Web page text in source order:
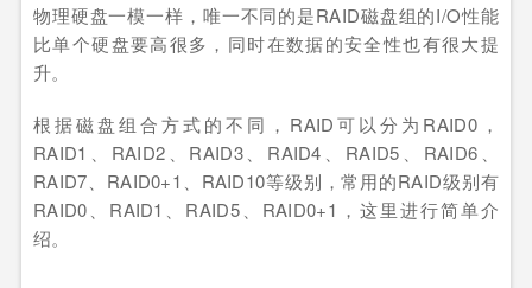
物理硬盘一模一样，唯一不同的是RAID磁盘组的I/O性能
比单个硬盘要高很多，同时在数据的安全性也有很大提
升。
根据磁盘组合方式的不同，RAID可以分为RAID0，
RAID1、RAID2、RAID3、RAID4、RAID5、RAID6、
RAID7、RAID0+1、RAID10等级别，常用的RAID级别有
RAID0、RAID1、RAID5、RAID0+1，这里进行简单介
绍。